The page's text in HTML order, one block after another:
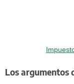
Los argumentos